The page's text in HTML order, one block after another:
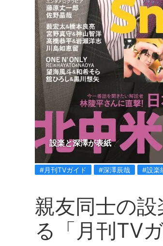
設楽と深澤が表紙
#月刊TVガイド #深澤辰哉 #設楽
親友同士の
る「月刊TV